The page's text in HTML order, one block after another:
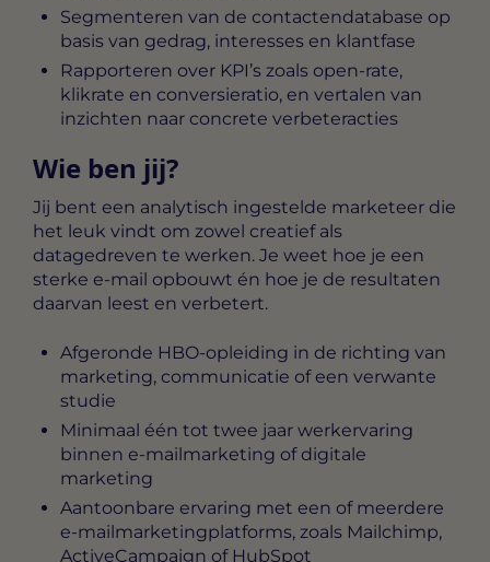
Segmenteren van de contactendatabase op
basis van gedrag, interesses en klantfase
Rapporteren over KPI’s zoals open-rate,
klikrate en conversieratio, en vertalen van
inzichten naar concrete verbeteracties
Wie ben jij?
Jij bent een analytisch ingestelde marketeer die
het leuk vindt om zowel creatief als
datagedreven te werken. Je weet hoe je een
sterke e-mail opbouwt én hoe je de resultaten
daarvan leest en verbetert.
Afgeronde HBO-opleiding in de richting van
marketing, communicatie of een verwante
studie
Minimaal één tot twee jaar werkervaring
binnen e-mailmarketing of digitale
marketing
Aantoonbare ervaring met een of meerdere
e-mailmarketingplatforms, zoals Mailchimp,
ActiveCampaign of HubSpot